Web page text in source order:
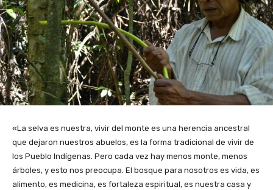
«La selva es nuestra, vivir del monte es una herencia ancestral
que dejaron nuestros abuelos, es la forma tradicional de vivir de
los Pueblo Indígenas. Pero cada vez hay menos monte, menos
árboles, y esto nos preocupa. El bosque para nosotros es vida, es
alimento, es medicina, es fortaleza espiritual, es nuestra casa y